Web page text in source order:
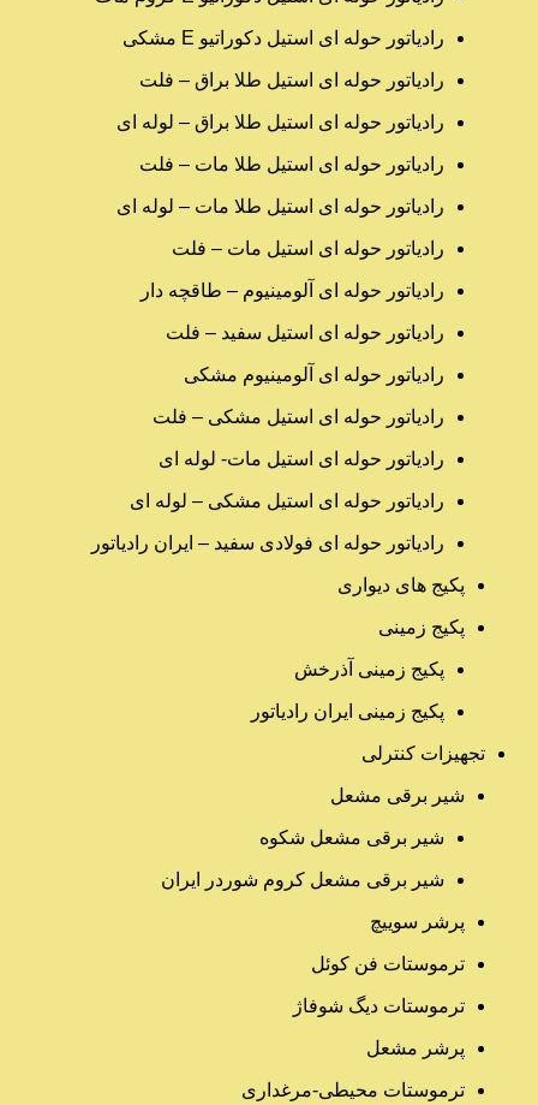
رادیاتور حوله ای استیل دکوراتیو E مشکی
رادیاتور حوله ای استیل طلا براق – فلت
رادیاتور حوله ای استیل طلا براق – لوله ای
رادیاتور حوله ای استیل طلا مات – فلت
رادیاتور حوله ای استیل طلا مات – لوله ای
رادیاتور حوله ای استیل مات – فلت
رادیاتور حوله ای آلومینیوم – طاقچه دار
رادیاتور حوله ای استیل سفید – فلت
رادیاتور حوله ای آلومینیوم مشکی
رادیاتور حوله ای استیل مشکی – فلت
رادیاتور حوله ای استیل مات- لوله ای
رادیاتور حوله ای استیل مشکی – لوله ای
رادیاتور حوله ای فولادی سفید – ایران رادیاتور
پکیج های دیواری
پکیج زمینی
پکیج زمینی آذرخش
پکیج زمینی ایران رادیاتور
تجهیزات کنترلی
شیر برقی مشعل
شیر برقی مشعل شکوه
شیر برقی مشعل کروم شوردر ایران
پرشر سوییچ
ترموستات فن کوئل
ترموستات دیگ شوفاژ
پرشر مشعل
ترموستات محیطی-مرغداری